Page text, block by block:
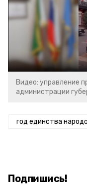
Видео: управление
администрации
год единства
Подпишись!